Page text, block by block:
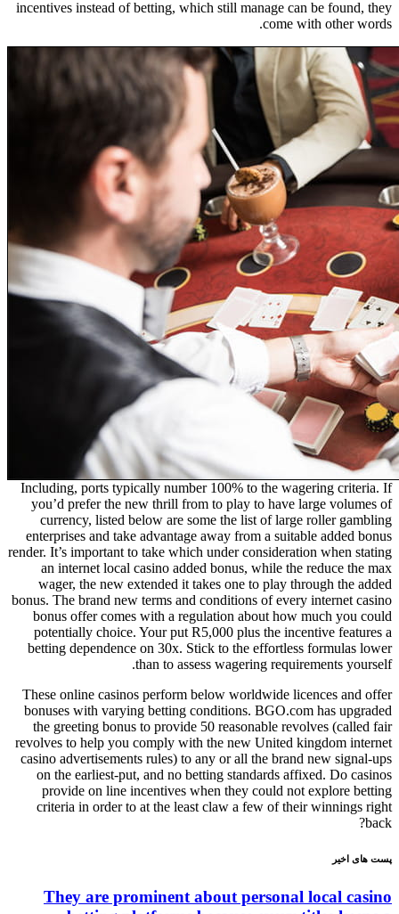
incentives instead of betting, which still manage can be found, they
come with other words.
Including, ports typically number 100% to the wagering criteria. If
you’d prefer the new thrill from to play to have large volumes of
currency, listed below are some the list of large roller gambling
enterprises and take advantage away from a suitable added bonus
render. It’s important to take which under consideration when stating
an internet local casino added bonus, while the reduce the max
wager, the new extended it takes one to play through the added
bonus. The brand new terms and conditions of every internet casino
bonus offer comes with a regulation about how much you could
potentially choice. Your put R5,000 plus the incentive features a
betting dependence on 30x. Stick to the effortless formulas lower
than to assess wagering requirements yourself.
These online casinos perform below worldwide licences and offer
bonuses with varying betting conditions. BGO.com has upgraded
the greeting bonus to provide 50 reasonable revolves (called fair
revolves to help you comply with the new United kingdom internet
casino advertisements rules) to any or all the brand new signal-ups
on the earliest-put, and no betting standards affixed. Do casinos
provide on line incentives when they could not explore betting
criteria in order to at the least claw a few of their winnings right
back?
پست های اخیر
They are prominent about personal local casino